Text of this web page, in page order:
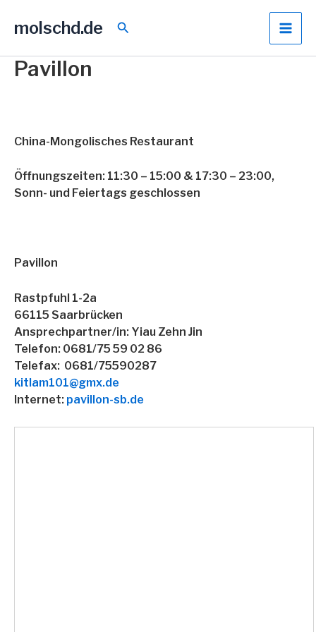
Inhaltmolschd.de Suchen
Pavillon
China-Mongolisches Restaurant
Öffnungszeiten: 11:30 – 15:00 & 17:30 – 23:00,
Sonn- und Feiertags geschlossen
Pavillon
Rastpfuhl 1-2a
66115 Saarbrücken
Ansprechpartner/in: Yiau Zehn Jin
Telefon: 0681/75 59 02 86
Telefax: 0681/75590287
kitlam101@gmx.de
Internet: pavillon-sb.de